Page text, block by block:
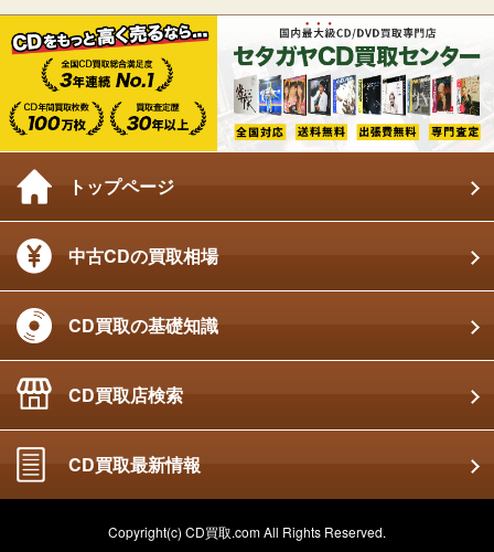
トップページ
中古CDの買取相場
CD買取の基礎知識
CD買取店検索
CD買取最新情報
Copyright(c) CD買取.com All Rights Reserved.